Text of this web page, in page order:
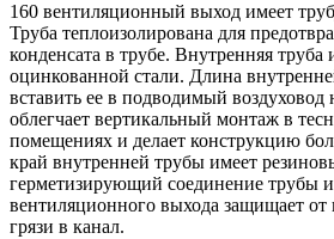
160 вентиляционный выход имеет
Труба теплоизолирована для
конденсата в трубе. Внутренняя труба
оцинкованной стали. Длина
вставить ее в подводимый
облегчает вертикальный монтаж в
помещениях и делает конструкцию
край внутренней трубы имеет
герметизирующий соединение трубы
вентиляционного выхода защищает от
грязи в канал.